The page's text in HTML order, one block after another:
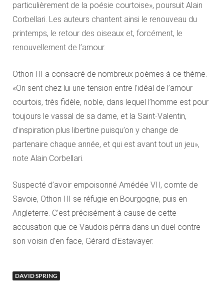
particulièrement de la poésie courtoise», poursuit Alain
Corbellari. Les auteurs chantent ainsi le renouveau du
printemps, le retour des oiseaux et, forcément, le
renouvellement de l’amour.
Othon III a consacré de nombreux poèmes à ce thème.
«On sent chez lui une tension entre l’idéal de l’amour
courtois, très fidèle, noble, dans lequel l’homme est pour
toujours le vassal de sa dame, et la Saint-Valentin,
d’inspiration plus libertine puisqu’on y change de
partenaire chaque année, et qui est avant tout un jeu»,
note Alain Corbellari.
Suspecté d’avoir empoisonné Amédée VII, comte de
Savoie, Othon III se réfugie en Bourgogne, puis en
Angleterre. C’est précisément à cause de cette
accusation que ce Vaudois périra dans un duel contre
son voisin d’en face, Gérard d’Estavayer.
DAVID SPRING